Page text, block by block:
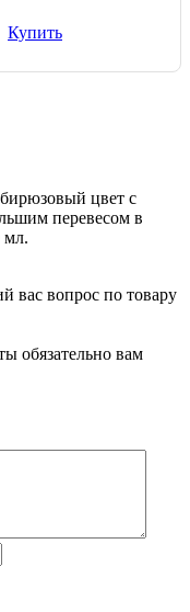
Купить
цвет с
перевесом в
мл.
вас вопрос по товару
обязательно вам